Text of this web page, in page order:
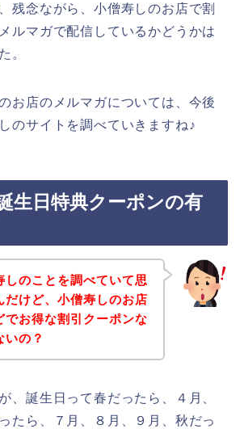
残念ながら、小僧寿しのお店で割
ルマガで配信しているかどうかは
。
お店のメルマガについては、今後
のサイトを調べていきますね♪
生日特典クーポンの有
しのことを調べていて思
だけど、小僧寿しのお店
でお得な割引クーポンな
いの？
、誕生日って春だったら、４月、
たら、７月、８月、９月、秋だっ